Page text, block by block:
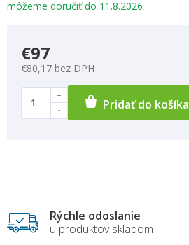
môžeme doručiť do 11.8.2026
€97
€80,17 bez DPH
Pridať do košíka
Rýchle odoslanie
u produktov skladom